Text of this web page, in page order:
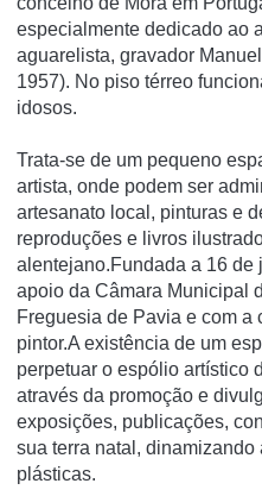
especialmente dedicado ao
aguarelista, gravador
1957). No piso térreo
idosos.
Trata-se de um pequeno
artista, onde podem ser
artesanato local, pinturas e
reproduções e livros
alentejano.Fundada a 16 de
apoio da Câmara Municipal
Freguesia de Pavia e com
pintor.A existência de um
perpetuar o espólio artístico
através da promoção e
exposições, publicações,
sua terra natal,
plásticas.